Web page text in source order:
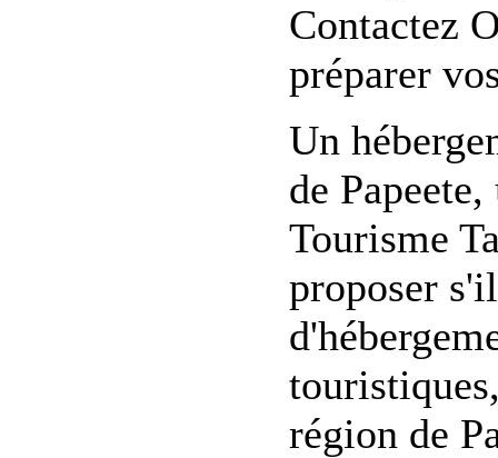
Contactez
préparer
Un
de
Tourisme
proposer
région de